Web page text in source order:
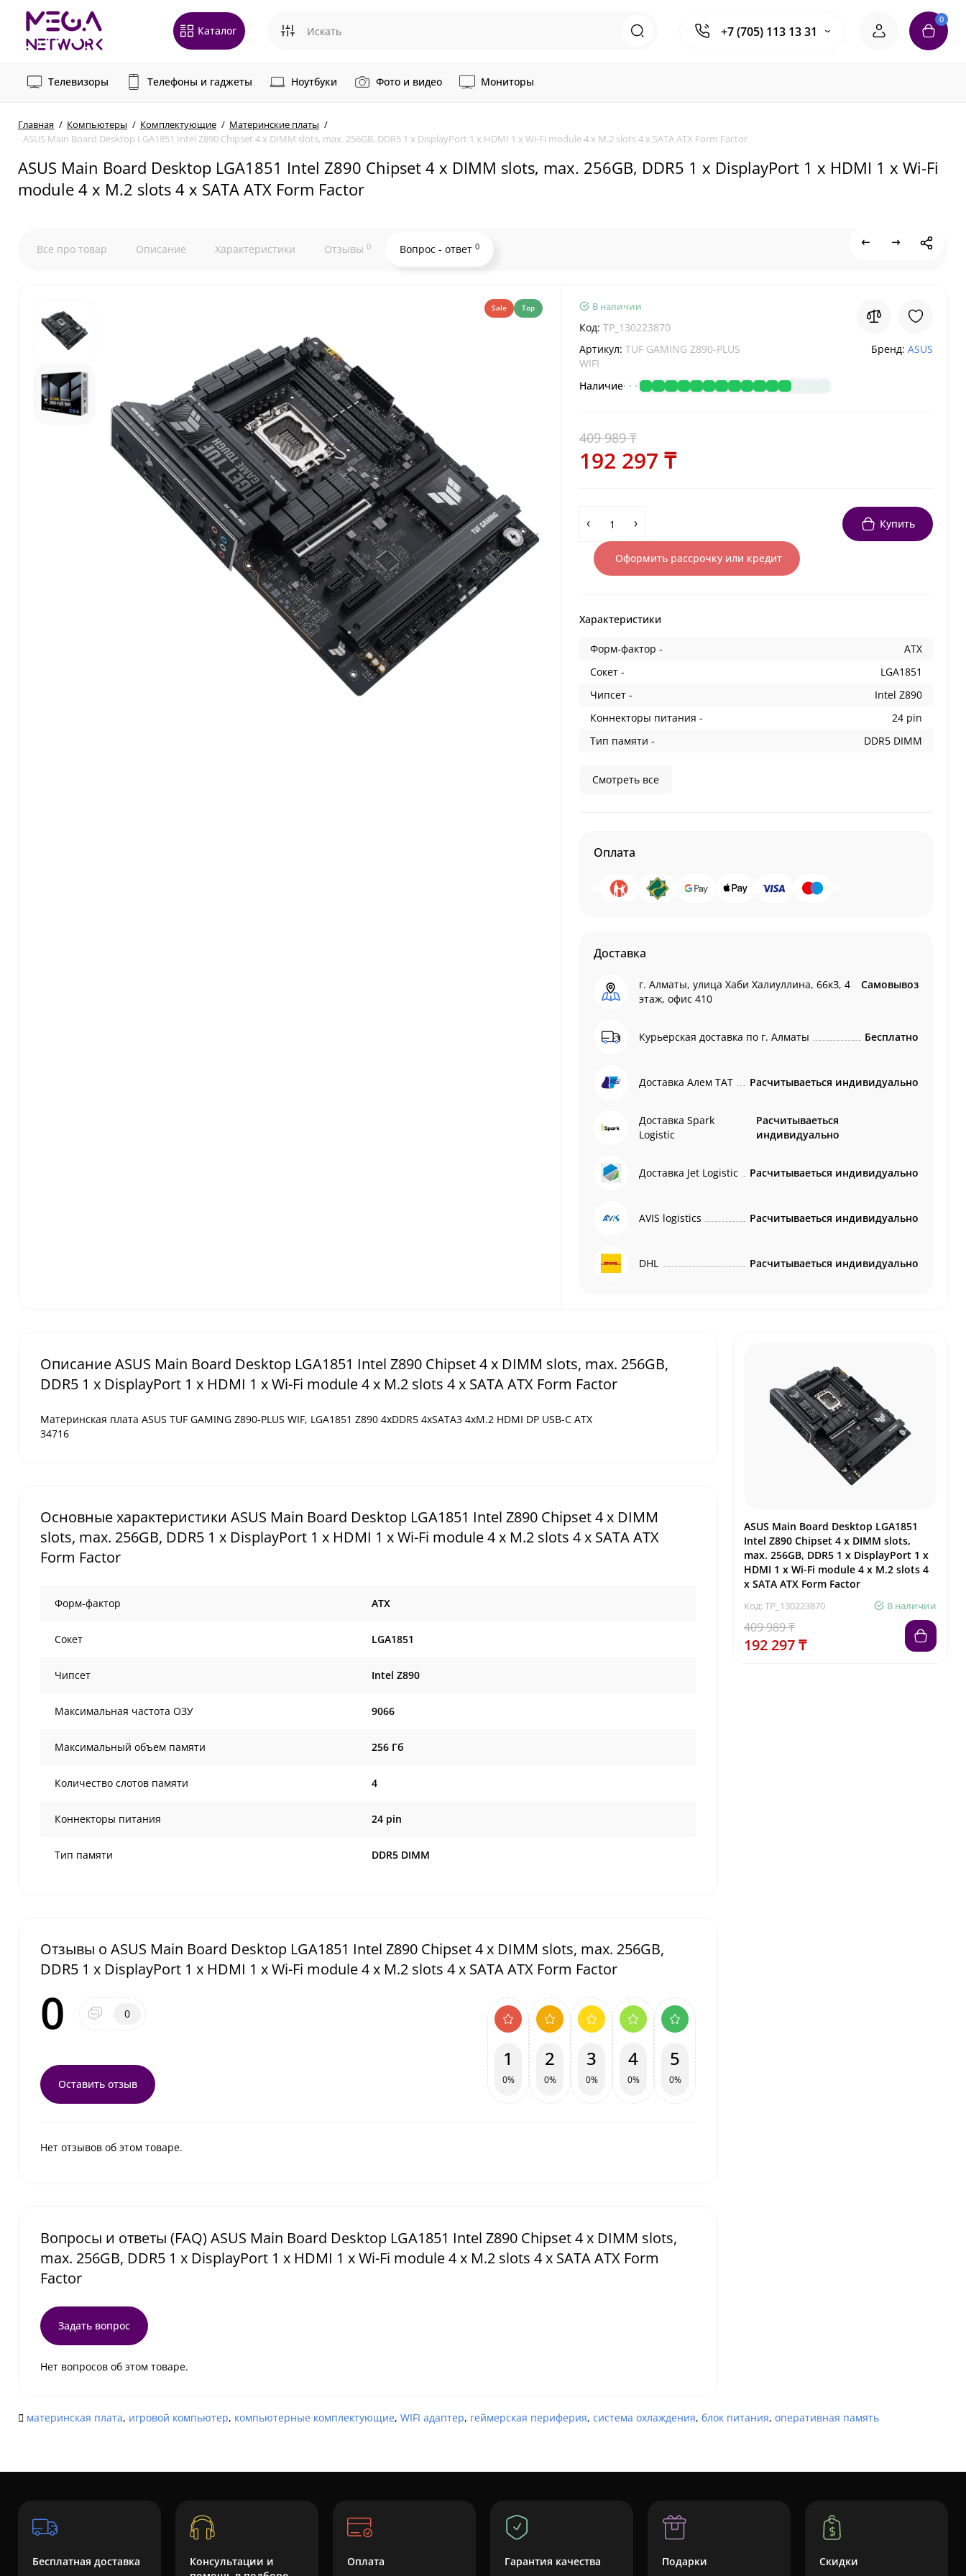
Каталог +7 (705) 113 13 31
0
Телевизоры Телефоны и гаджеты Ноутбуки Фото и видео Мониторы
Главная Компьютеры Комплектующие
Материнские платы
ASUS Main Board Desktop LGA1851 Intel Z890 Chipset 4 x DIMM slots, max. 256GB, DDR5 1 x DisplayPort 1 x HDMI 1 x Wi-Fi module 4 x M.2 slots 4 x SATA ATX Form Factor
ASUS Main Board Desktop LGA1851 Intel Z890 Chipset 4 x DIMM slots, max. 256GB, DDR5 1 x DisplayPort 1 x HDMI 1 x Wi-Fi
module 4 x M.2 slots 4 x SATA ATX Form Factor
Все про товар Описание Характеристики Отзывы 0 Вопрос - ответ 0
Sale Top В наличии
Код: TP_130223870
Артикул: TUF GAMING Z890-PLUS
WIFI
Наличие
Бренд: ASUS
409 989 ₸
192 297 ₸
Купить
Оформить рассрочку или кредит
Характеристики
Форм-фактор -
ATX
Сокет -
LGA1851
Чипсет -
Intel Z890
Коннекторы питания -
24 pin
Тип памяти -
DDR5 DIMM
Смотреть все
Оплата
Доставка
г. Алматы, улица Хаби Халиуллина, 66кЗ, 4
этаж, офис 410
Самовывоз
Курьерская доставка по г. Алматы Бесплатно
Доставка Алем ТАТ Расчитываеться индивидуально
Доставка Spark
Logistic
Расчитываеться
индивидуально
Доставка Jet Logistic Расчитываеться индивидуально
AVIS logistics Расчитываеться индивидуально
DHL Расчитываеться индивидуально
Описание ASUS Main Board Desktop LGA1851 Intel Z890 Chipset 4 x DIMM slots, max. 256GB,
DDR5 1 x DisplayPort 1 x HDMI 1 x Wi-Fi module 4 x M.2 slots 4 x SATA ATX Form Factor
Материнская плата ASUS TUF GAMING Z890-PLUS WIF, LGA1851 Z890 4xDDR5 4xSATA3 4xM.2 HDMI DP USB-C ATX
34716
Основные характеристики ASUS Main Board Desktop LGA1851 Intel Z890 Chipset 4 x DIMM
slots, max. 256GB, DDR5 1 x DisplayPort 1 x HDMI 1 x Wi-Fi module 4 x M.2 slots 4 x SATA ATX
Form Factor
Форм-фактор ATX
Сокет LGA1851
Чипсет Intel Z890
Максимальная частота ОЗУ 9066
Максимальный объем памяти 256 Гб
Количество слотов памяти 4
Коннекторы питания 24 pin
Тип памяти DDR5 DIMM
Отзывы о ASUS Main Board Desktop LGA1851 Intel Z890 Chipset 4 x DIMM slots, max. 256GB,
DDR5 1 x DisplayPort 1 x HDMI 1 x Wi-Fi module 4 x M.2 slots 4 x SATA ATX Form Factor
0 0
Оставить отзыв
1
0%
2
0%
3
0%
4
0%
5
0%
Нет отзывов об этом товаре.
Вопросы и ответы (FAQ) ASUS Main Board Desktop LGA1851 Intel Z890 Chipset 4 x DIMM slots,
max. 256GB, DDR5 1 x DisplayPort 1 x HDMI 1 x Wi-Fi module 4 x M.2 slots 4 x SATA ATX Form
Factor
Задать вопрос
Нет вопросов об этом товаре.
ASUS Main Board Desktop LGA1851
Intel Z890 Chipset 4 x DIMM slots,
max. 256GB, DDR5 1 x DisplayPort 1 x
HDMI 1 x Wi-Fi module 4 x M.2 slots 4
x SATA ATX Form Factor
Код: TP_130223870 В наличии
409 989 ₸
192 297 ₸
материнская плата, игровой компьютер, компьютерные комплектующие, WIFI адаптер, геймерская периферия, система охлаждения, блок питания, оперативная память
Бесплатная доставка
Консультации и
Оплата Гарантия качества Подарки Скидки